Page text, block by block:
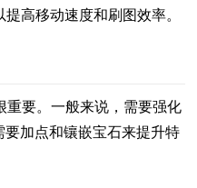
高移动速度和刷图效率。
要。一般来说，需要强化
加点和镶嵌宝石来提升特